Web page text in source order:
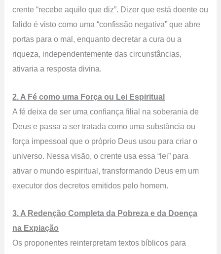
crente “recebe aquilo que diz”. Dizer que está doente ou
falido é visto como uma “confissão negativa” que abre
portas para o mal, enquanto decretar a cura ou a
riqueza, independentemente das circunstâncias,
ativaria a resposta divina.
2. A Fé como uma Força ou Lei Espiritual
A fé deixa de ser uma confiança filial na soberania de
Deus e passa a ser tratada como uma substância ou
força impessoal que o próprio Deus usou para criar o
universo. Nessa visão, o crente usa essa “lei” para
ativar o mundo espiritual, transformando Deus em um
executor dos decretos emitidos pelo homem.
3. A Redenção Completa da Pobreza e da Doença
na Expiação
Os proponentes reinterpretam textos bíblicos para